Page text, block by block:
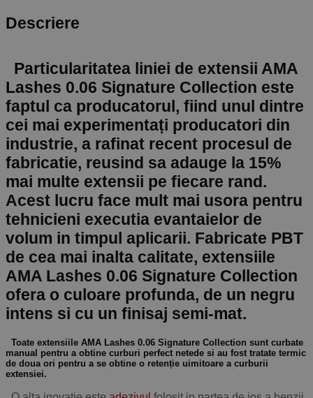
Descriere
Particularitatea liniei de extensii AMA
Lashes 0.06 Signature Collection este
faptul ca producatorul, fiind unul dintre
cei mai experimentați producatori din
industrie, a rafinat recent procesul de
fabricatie, reusind sa adauge la 15%
mai multe extensii pe fiecare rand.
Acest lucru face mult mai usora pentru
tehnicieni executia evantaielor de
volum in timpul aplicarii. Fabricate PBT
de cea mai inalta calitate, extensiile
AMA Lashes 0.06 Signature Collection
ofera o culoare profunda, de un negru
intens si cu un finisaj semi-mat.
Toate extensiile AMA Lashes 0.06 Signature Collection sunt curbate
manual pentru a obtine curburi perfect netede si au fost tratate termic
de doua ori pentru a se obtine o retenție uimitoare a curburii
extensiei.